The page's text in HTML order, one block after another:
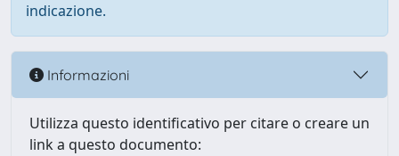
indicazione.
Informazioni
Utilizza questo identificativo per citare o creare un
link a questo documento: